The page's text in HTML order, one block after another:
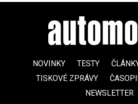
NOVINKY TESTY
TISKOVÉ ZPRÁVY
NEWSLETTER